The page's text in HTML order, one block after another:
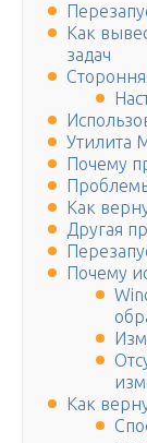
Как
задач
Утилита
Почему
Как
Другая
Почему
Как